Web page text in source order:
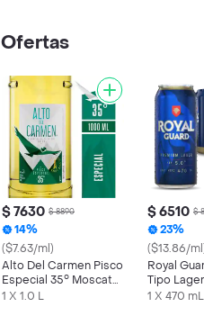
Ofertas
$ 7630 $ 8890
14%
($7.63/ml)
Alto Del Carmen Pisco
Especial 35° Moscatel
100% Uvas Finas 1 L
1 X 1.0 L
$ 6510 $
23%
($13.86/
Royal
Tipo
1 X 470 mL